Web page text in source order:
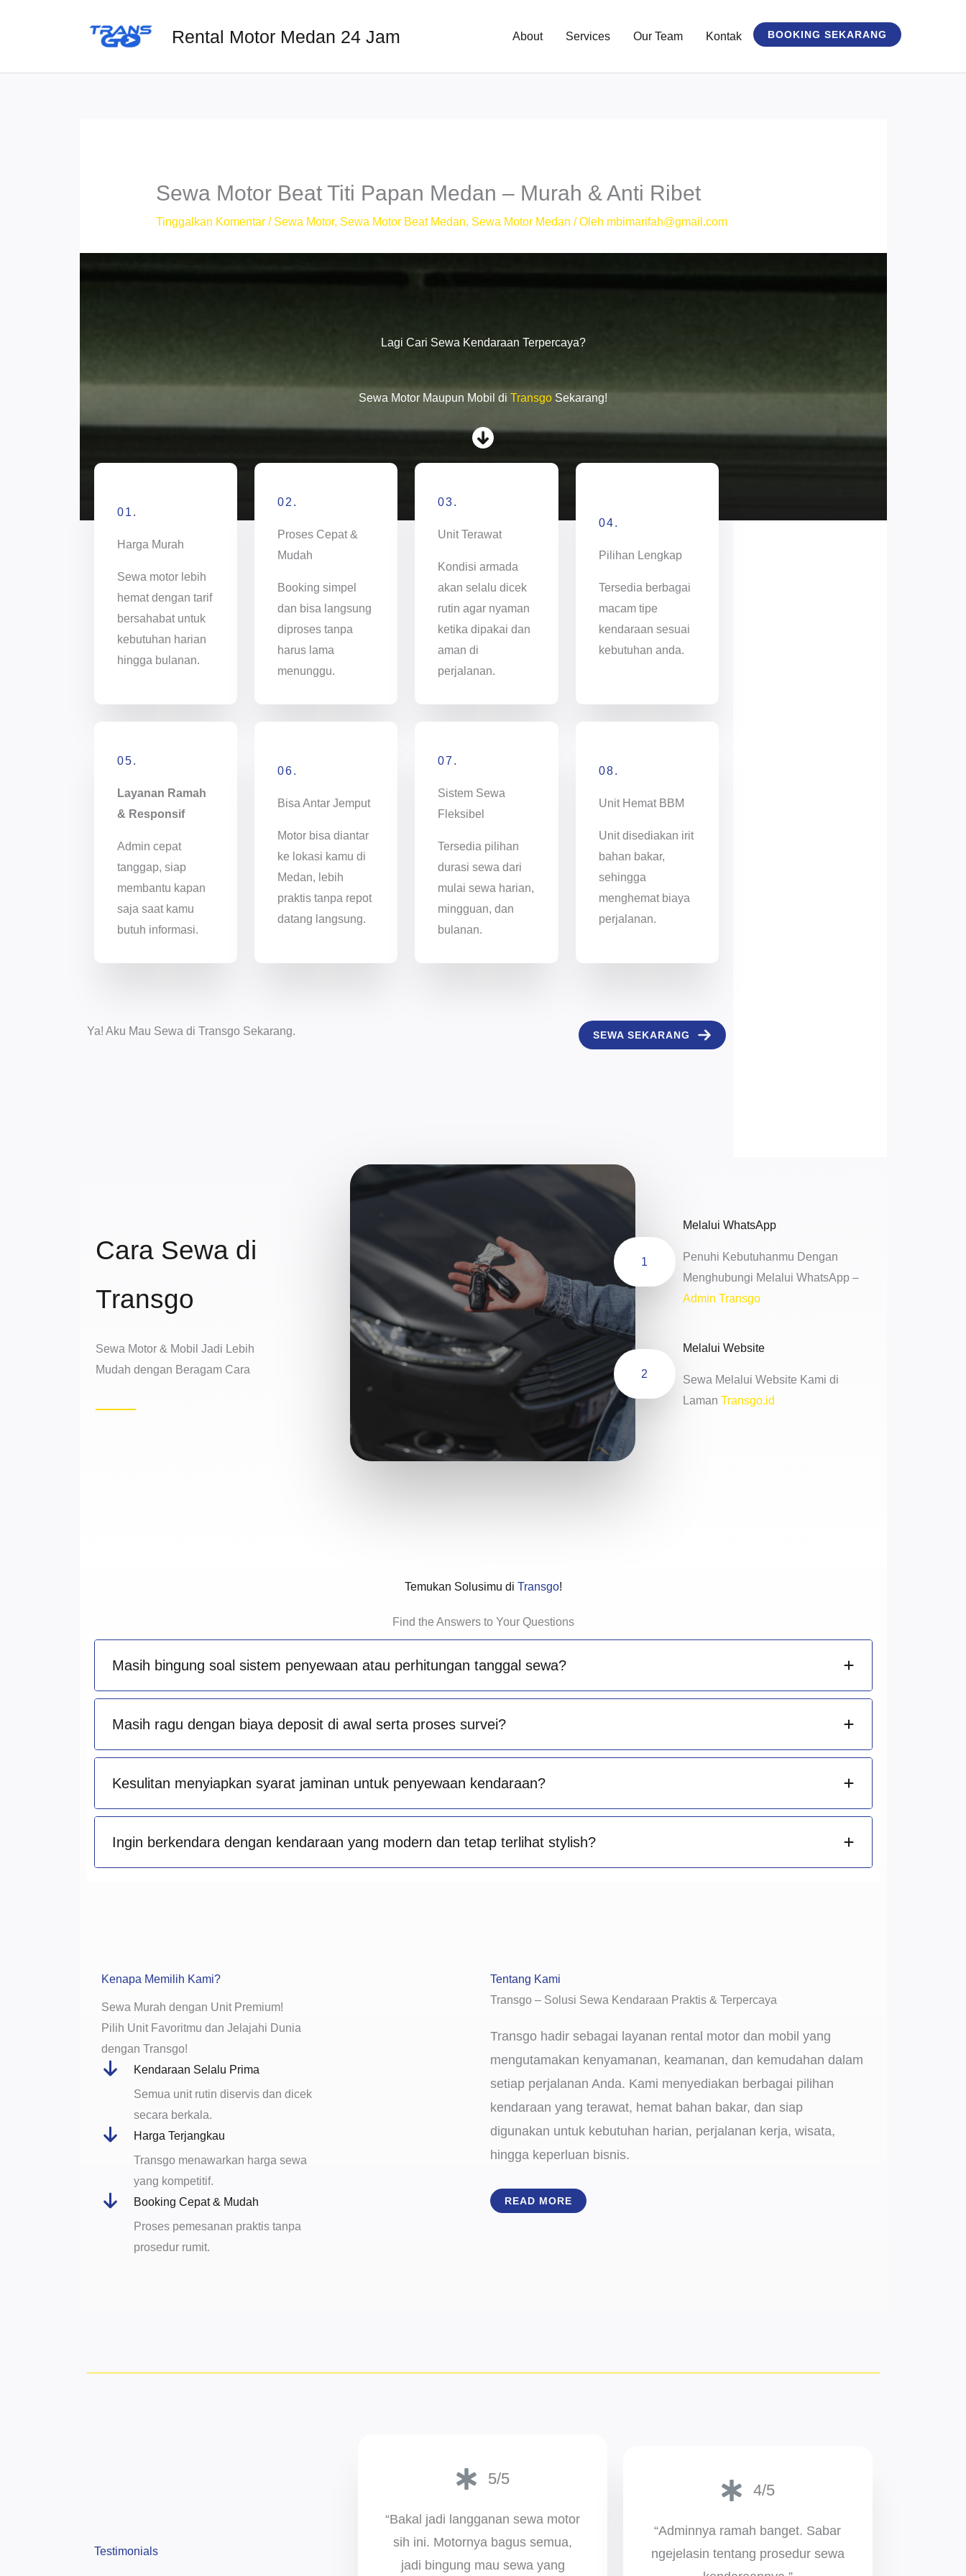
Rental Motor Medan 24 Jam About Services Our Team Kontak BOOKING SEKARANG
Sewa Motor Beat Titi Papan Medan – Murah & Anti Ribet
Tinggalkan Komentar / Sewa Motor, Sewa Motor Beat Medan, Sewa Motor Medan / Oleh mbimarifah@gmail.com
Lagi Cari Sewa Kendaraan Terpercaya?
Sewa Motor Maupun Mobil di Transgo Sekarang!
01.
Harga Murah
Sewa motor lebih
hemat dengan tarif
bersahabat untuk
kebutuhan harian
hingga bulanan.
02.
Proses Cepat &
Mudah
Booking simpel
dan bisa langsung
diproses tanpa
harus lama
menunggu.
03.
Unit Terawat
Kondisi armada
akan selalu dicek
rutin agar nyaman
ketika dipakai dan
aman di
perjalanan.
04.
Pilihan Lengkap
Tersedia berbagai
macam tipe
kendaraan sesuai
kebutuhan anda.
05.
Layanan Ramah
& Responsif
Admin cepat
tanggap, siap
membantu kapan
saja saat kamu
butuh informasi.
06.
Bisa Antar Jemput
Motor bisa diantar
ke lokasi kamu di
Medan, lebih
praktis tanpa repot
datang langsung.
07.
Sistem Sewa
Fleksibel
Tersedia pilihan
durasi sewa dari
mulai sewa harian,
mingguan, dan
bulanan.
08.
Unit Hemat BBM
Unit disediakan irit
bahan bakar,
sehingga
menghemat biaya
perjalanan.
Ya! Aku Mau Sewa di Transgo Sekarang. SEWA SEKARANG
Cara Sewa di
Transgo
Sewa Motor & Mobil Jadi Lebih
Mudah dengan Beragam Cara
1
Melalui WhatsApp
Penuhi Kebutuhanmu Dengan
Menghubungi Melalui WhatsApp –
Admin Transgo
2
Melalui Website
Sewa Melalui Website Kami di
Laman Transgo.id
Temukan Solusimu di Transgo!
Find the Answers to Your Questions
Masih bingung soal sistem penyewaan atau perhitungan tanggal sewa?
Masih ragu dengan biaya deposit di awal serta proses survei?
Kesulitan menyiapkan syarat jaminan untuk penyewaan kendaraan?
Ingin berkendara dengan kendaraan yang modern dan tetap terlihat stylish?
Kenapa Memilih Kami?
Sewa Murah dengan Unit Premium!
Pilih Unit Favoritmu dan Jelajahi Dunia
dengan Transgo!
Kendaraan Selalu Prima
Semua unit rutin diservis dan dicek
secara berkala.
Harga Terjangkau
Transgo menawarkan harga sewa
yang kompetitif.
Booking Cepat & Mudah
Proses pemesanan praktis tanpa
prosedur rumit.
Tentang Kami
Transgo – Solusi Sewa Kendaraan Praktis & Terpercaya
Transgo hadir sebagai layanan rental motor dan mobil yang
mengutamakan kenyamanan, keamanan, dan kemudahan dalam
setiap perjalanan Anda. Kami menyediakan berbagai pilihan
kendaraan yang terawat, hemat bahan bakar, dan siap
digunakan untuk kebutuhan harian, perjalanan kerja, wisata,
hingga keperluan bisnis.
READ MORE
Testimonials
5/5
“Bakal jadi langganan sewa motor
sih ini. Motornya bagus semua,
jadi bingung mau sewa yang
4/5
“Adminnya ramah banget. Sabar
ngejelasin tentang prosedur sewa